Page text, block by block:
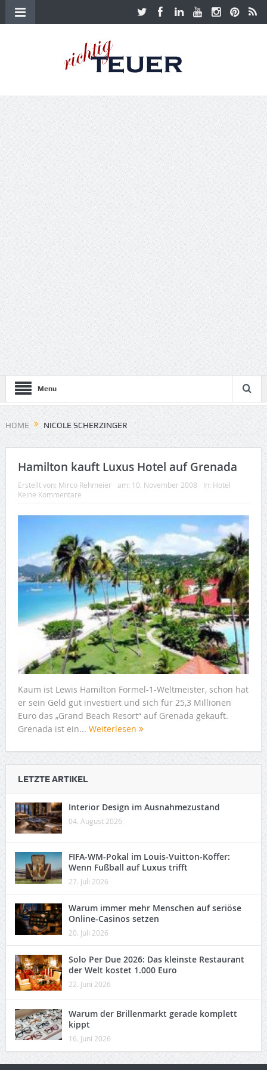
Menu
HOME NICOLE SCHERZINGER
Hamilton kauft Luxus Hotel auf Grenada
Erstellt von: Mirco Rehmeier am: 10. November 2008 In: Hotel
Keine Kommentare
Kaum ist Lewis Hamilton Formel-1-Weltmeister, schon hat
er sein Geld gut investiert und sich für 25,3 Millionen
Euro das „Grand Beach Resort“ auf Grenada gekauft.
Grenada ist ein... Weiterlesen
LETZTE ARTIKEL
Interior Design im Ausnahmezustand
04. August 2026
FIFA-WM-Pokal im Louis-Vuitton-Koffer:
Wenn Fußball auf Luxus trifft
27. Juli 2026
Warum immer mehr Menschen auf seriöse
Online-Casinos setzen
20. Juli 2026
Solo Per Due 2026: Das kleinste Restaurant
der Welt kostet 1.000 Euro
22. Juni 2026
Warum der Brillenmarkt gerade komplett
kippt
16. Juni 2026